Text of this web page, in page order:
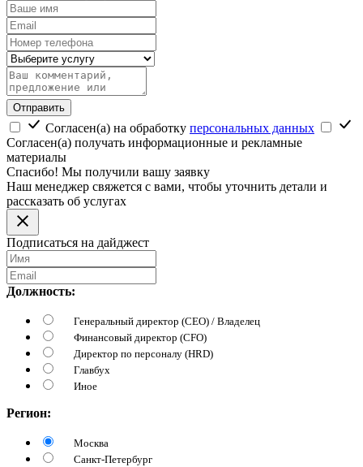
Отправить
Согласен(а) на обработку персональных данных
Согласен(а) получать информационные и рекламные
материалы
Спасибо! Мы получили вашу заявку
Наш менеджер свяжется с вами, чтобы уточнить детали и
рассказать об услугах
Подписаться на дайджест
Должность:
Генеральный директор (CEO) / Владелец
Финансовый директор (CFO)
Директор по персоналу (HRD)
Главбух
Иное
Регион:
Москва
Санкт-Петербург